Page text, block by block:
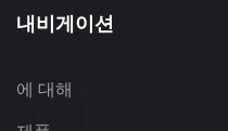
내비게이션
에 대해